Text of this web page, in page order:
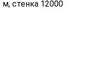
стенка 12000